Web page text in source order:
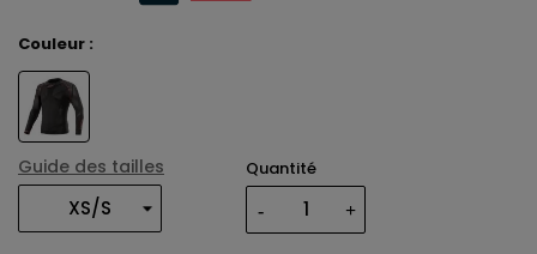
Couleur :
Guide des tailles Quantité